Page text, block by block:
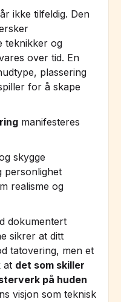
ikke tilfeldig. Den
teknikker og
over tid. En
plassering
for å skape
manifesteres
skygge
personlighet
realisme og
dokumentert
sikrer at ditt
tatovering, men et
at det som skiller
på huden
visjon som teknisk